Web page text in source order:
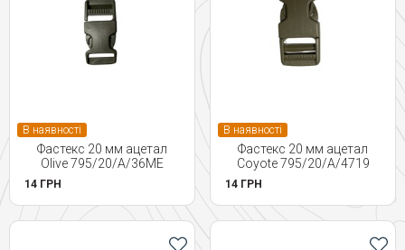
В наявності
Фастекс 20 мм ацетал
Olive 795/20/A/36ME
14 ГРН
В наявності
Фастекс 20 мм ацетал
Coyote 795/20/A/4719
14 ГРН